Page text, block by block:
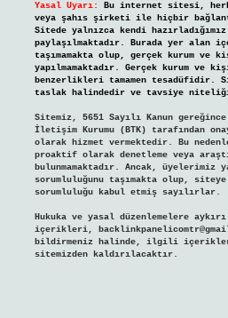
Yasal Uyarı:
Bu internet sitesi,
veya şahıs şirketi ile hiçbir
Sitede yalnızca kendi
paylaşılmaktadır. Burada yer
taşımamakta olup, gerçek kurum ve
yapılmamaktadır. Gerçek kurum ve
benzerlikleri tamamen tesadüfidir.
taslak halindedir ve tavsiye niteliği
Sitemiz, 5651 Sayılı Kanun
İletişim Kurumu (BTK) tarafından
olarak hizmet vermektedir. Bu
proaktif olarak denetleme veya
bulunmamaktadır. Ancak,
sorumluluğunu taşımakta olup,
sorumluluğu kabul etmiş sayılırlar.
Hukuka ve yasal düzenlemelere aykırı
içerikleri,
bildirmeniz halinde, ilgili
sitemizden kaldırılacaktır.